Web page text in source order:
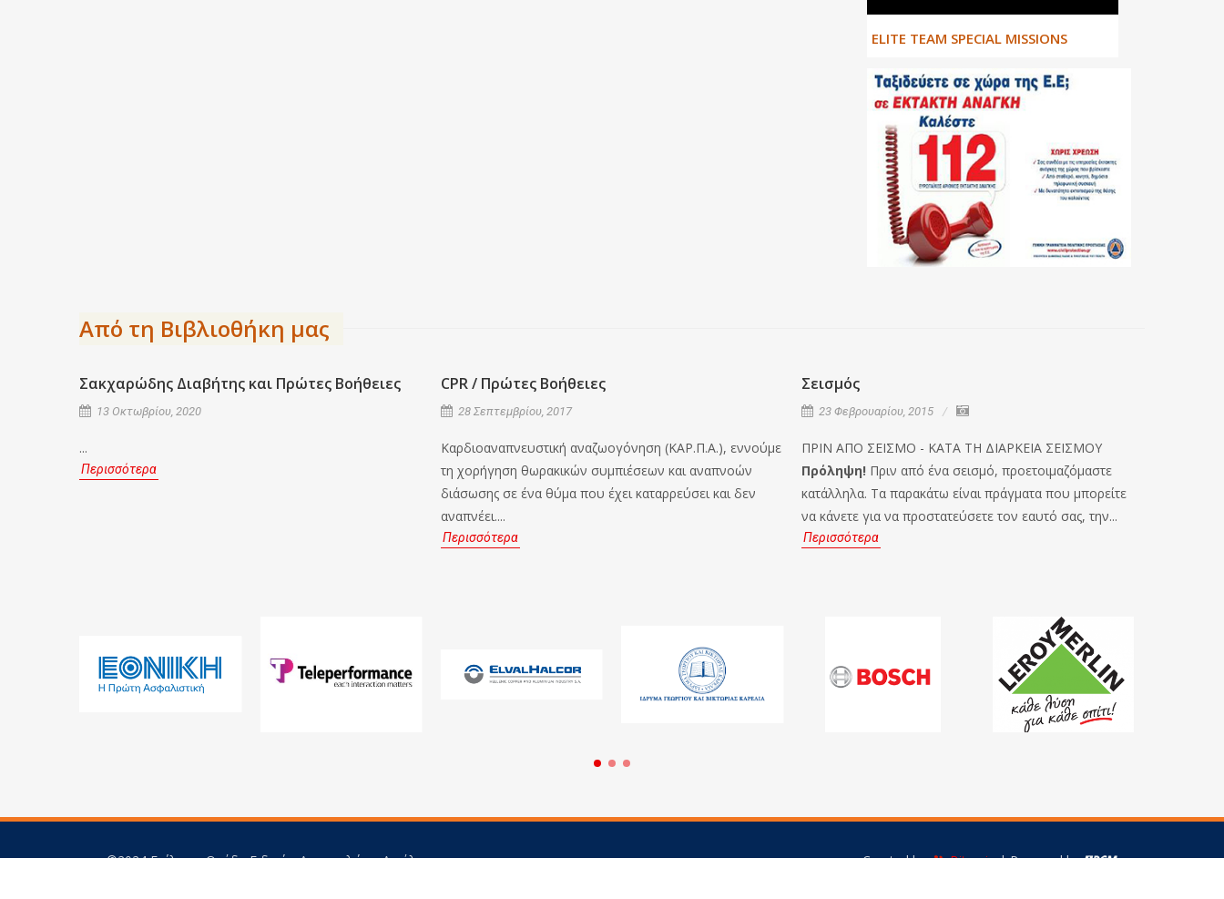
ΕLITE TEAM SPECIAL MISSIONS
Από τη Βιβλιοθήκη μας
Σακχαρώδης Διαβήτης και Πρώτες Βοήθειες
13 Οκτωβρίου, 2020
...
Περισσότερα
CPR / Πρώτες Βοήθειες
28 Σεπτεμβρίου, 2017
Καρδιοαναπνευστική αναζωογόνηση (ΚΑΡ.Π.Α.), εννούμε
τη χορήγηση θωρακικών συμπιέσεων και αναπνοών
διάσωσης σε ένα θύμα που έχει καταρρεύσει και δεν
αναπνέει....
Περισσότερα
Σεισμός
23 Φεβρουαρίου, 2015
ΠΡΙΝ ΑΠΟ ΣΕΙΣΜΟ - ΚΑΤΑ ΤΗ ΔΙΑΡΚΕΙΑ ΣΕΙΣΜΟΥ
Πρόληψη! Πριν από ένα σεισμό, προετοιμαζόμαστε
κατάλληλα. Τα παρακάτω είναι πράγματα που μπορείτε
να κάνετε για να προστατεύσετε τον εαυτό σας, την...
Περισσότερα
©2024 Επίλεκτη Ομάδα Ειδικών Αποστολών - Αιγάλεω Created by Bitamin| Powered by